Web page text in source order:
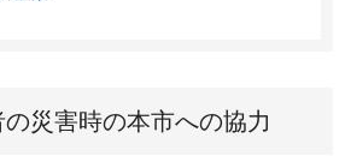
災害時の本市への協力